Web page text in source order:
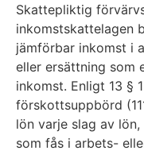
Skattepliktig
inkomstskattelagen
jämförbar inkomst i
eller ersättning som
inkomst. Enligt 13 §
förskottsuppbörd
lön varje slag av
som fås i arbets-